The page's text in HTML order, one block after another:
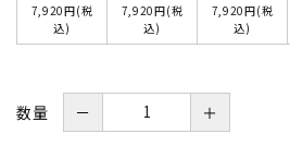
7,920円(税
込)
7,920円(税
込)
7,920円(税
込)
数量 － ＋